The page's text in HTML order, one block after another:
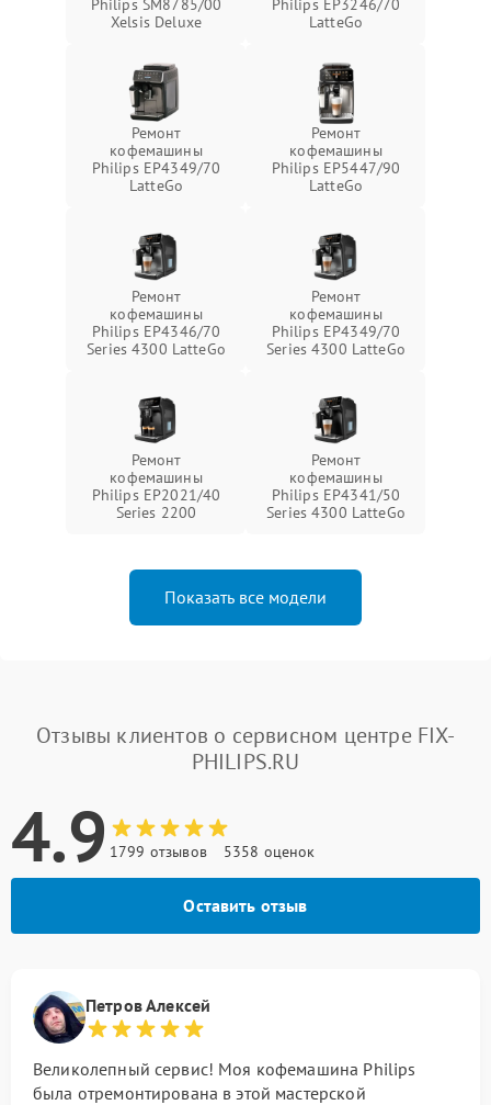
Philips SM8785/00
Xelsis Deluxe
Philips EP3246/70
LatteGo
Ремонт
кофемашины
Philips EP4349/70
LatteGo
Ремонт
кофемашины
Philips EP5447/90
LatteGo
Ремонт
кофемашины
Philips EP4346/70
Series 4300 LatteGo
Ремонт
кофемашины
Philips EP4349/70
Series 4300 LatteGo
Ремонт
кофемашины
Philips EP2021/40
Series 2200
Ремонт
кофемашины
Philips EP4341/50
Series 4300 LatteGo
Показать все модели
Отзывы клиентов о сервисном центре FIX-
PHILIPS.RU
4.9 1799 отзывов 5358 оценок
Оставить отзыв
Петров Алексей
Великолепный сервис! Моя кофемашина Philips
была отремонтирована в этой мастерской